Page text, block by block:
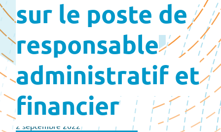
sur le poste de
responsable
administratif et
financier
2 septembre 2022